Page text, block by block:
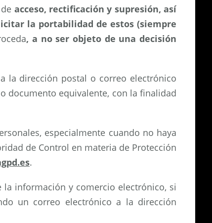
acceso, rectificación y supresión, así
la portabilidad de estos (siempre
, a no ser objeto de una decisión
la dirección postal o correo electrónico
documento equivalente, con la finalidad
especialmente cuando no haya
de Control en materia de Protección
.
información y comercio electrónico, si
un correo electrónico a la dirección